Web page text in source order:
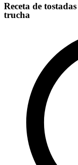
Receta de
trucha